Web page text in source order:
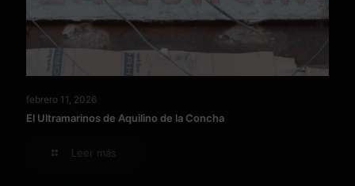
febrero 11, 2026
El Ultramarinos de Aquilino de la Concha
Leer más